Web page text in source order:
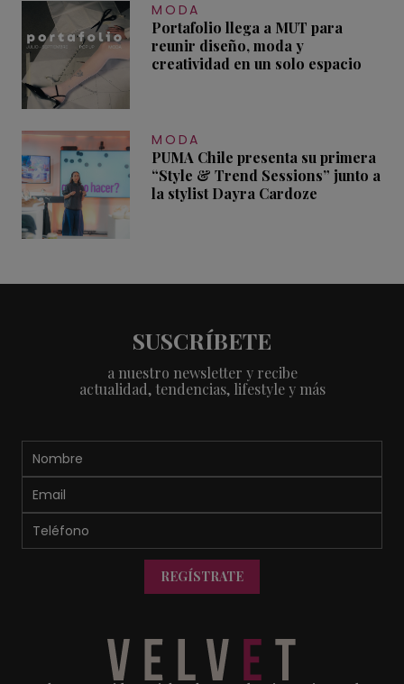
MODA
Portafolio llega a MUT para
reunir diseño, moda y
creatividad en un solo espacio
MODA
PUMA Chile presenta su primera
“Style & Trend Sessions” junto a
la stylist Dayra Cardoze
SUSCRÍBETE
a nuestro newsletter y recibe
actualidad, tendencias, lifestyle y más
REGÍSTRATE